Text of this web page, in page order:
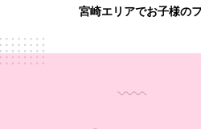
宮崎エリアでお子様の